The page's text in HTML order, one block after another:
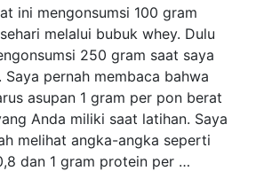
ini mengonsumsi 100 gram
melalui bubuk whey. Dulu
250 gram saat saya
Saya pernah membaca bahwa
asupan 1 gram per pon berat
Anda miliki saat latihan. Saya
melihat angka-angka seperti
dan 1 gram protein per …